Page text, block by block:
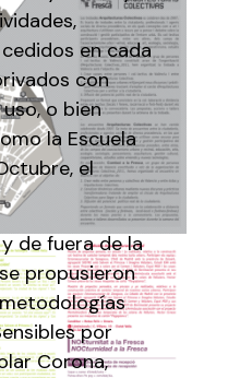
en cada
con
o bien
la Escuela
el
de fuera de la
propusieron
por
Corona,